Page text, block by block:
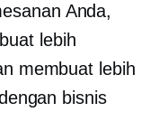
Anda,
lebih
membuat lebih
bisnis